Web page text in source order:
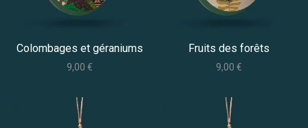
Colombages et géraniums
9,00 €
Fruits des forêts
9,00 €